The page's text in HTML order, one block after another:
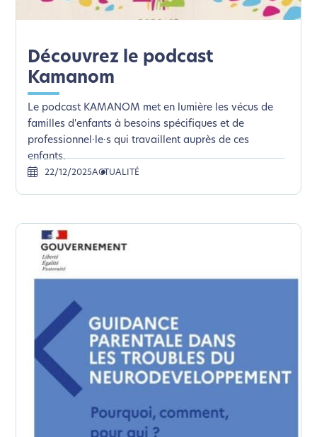
Découvrez le podcast
Kamanom
Le podcast KAMANOM met en lumière les vécus de
familles d'enfants à besoins spécifiques et de
professionnel·le·s qui travaillent auprès de ces
enfants.
22/12/2025ACTUALITÉ